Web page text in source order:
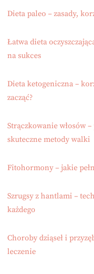
Dieta paleo – zasady,
Łatwa dieta
na sukces
Dieta ketogeniczna –
zacząć?
Strączkowanie włosów
skuteczne metody walki
Fitohormony – jakie
Szrugsy z hantlami –
każdego
Choroby dziąseł i
leczenie